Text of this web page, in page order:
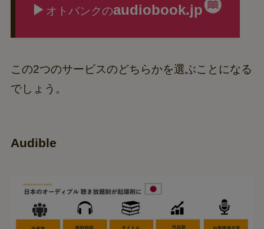
▶ オトバンクのaudiobook.jp
この2つのサービスのどちらかを選ぶことになる
でしょう。
Audible